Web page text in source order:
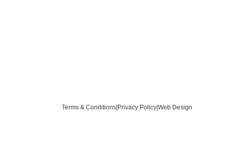
Terms & Conditions|Privacy Policy|Web Design